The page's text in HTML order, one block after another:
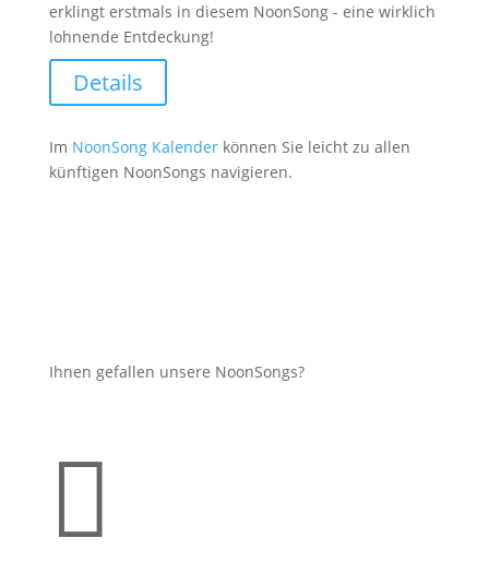
erklingt erstmals in diesem NoonSong - eine wirklich
lohnende Entdeckung!
Details
Im NoonSong Kalenderkönnen Sie leicht zu allen
künftigen NoonSongs navigieren.
Ihnen gefallen unsere NoonSongs?
